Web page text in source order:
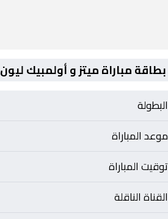
بطاقة مباراة ميتز و أولمبيك ليون
البطولة
موعد المباراة
توقيت المباراة
القناة الناقلة